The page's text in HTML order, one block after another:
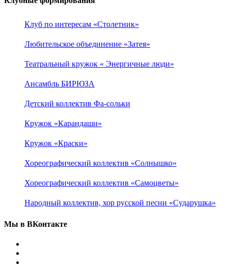
Клуб по интересам «Столетник»
Любительское объединение «Затея»
Театральный кружок « Энергичные люди»
Ансамбль БИРЮЗА
Детский коллектив Фа-сольки
Кружок «Карандаши»
Кружок «Краски»
Хореографический коллектив «Солнышко»
Хореографический коллектив «Самоцветы»
Народный коллектив, хор русской песни «Сударушка»
Мы в ВКонтакте